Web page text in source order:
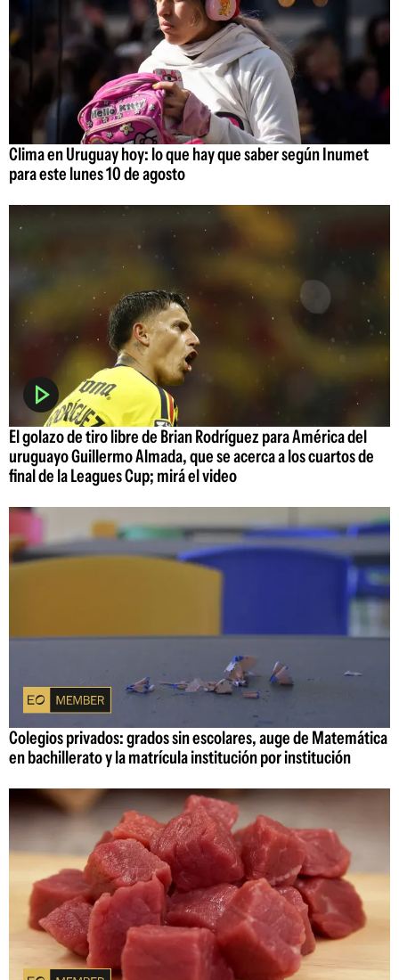
Clima en Uruguay hoy: lo que hay que saber según Inumet
para este lunes 10 de agosto
El golazo de tiro libre de Brian Rodríguez para América del
uruguayo Guillermo Almada, que se acerca a los cuartos de
final de la Leagues Cup; mirá el video
Colegios privados: grados sin escolares, auge de Matemática
en bachillerato y la matrícula institución por institución